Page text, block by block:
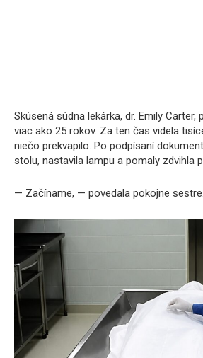
Skúsená súdna lekárka, dr. Emily Carter,
viac ako 25 rokov. Za ten čas videla
niečo prekvapilo. Po podpísaní
stolu, nastavila lampu a pomaly zdvihla
— Začíname, — povedala pokojne sestre.